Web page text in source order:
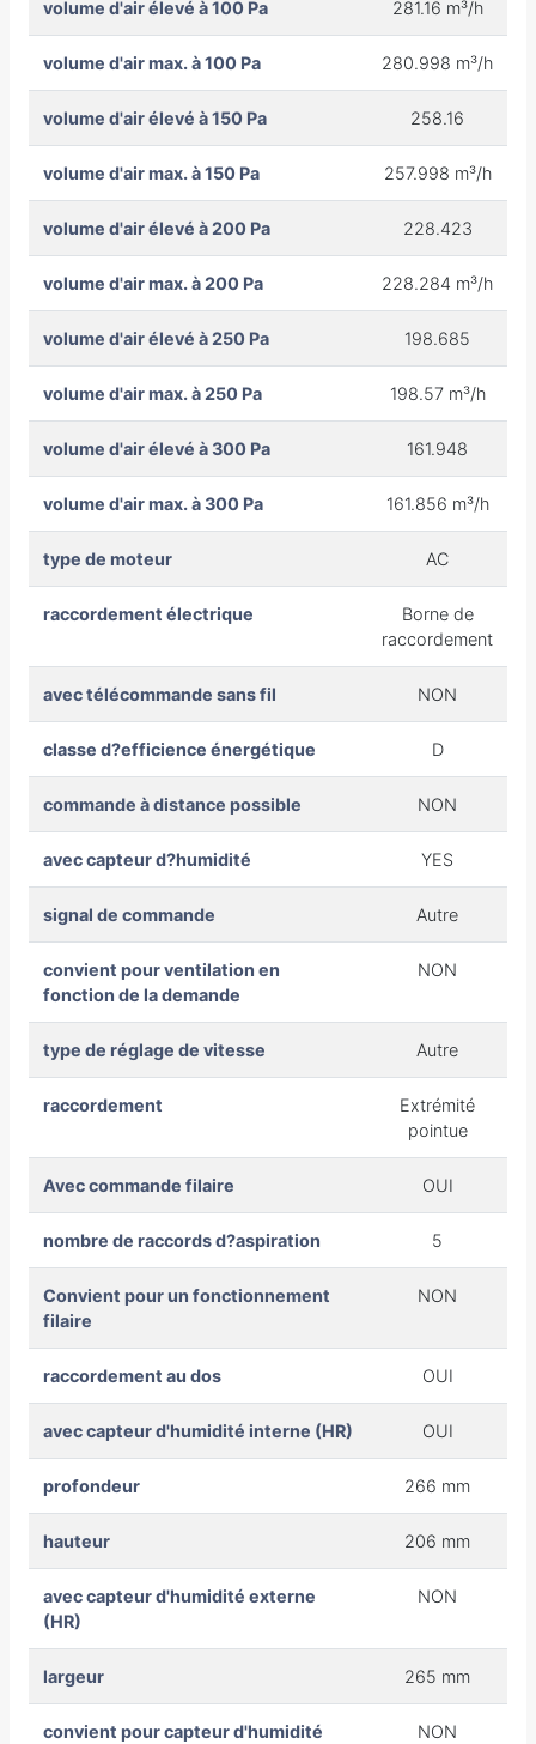
volume d'air élevé à 100 Pa 281.16 m³/h
volume d'air max. à 100 Pa 280.998 m³/h
volume d'air élevé à 150 Pa 258.16
volume d'air max. à 150 Pa 257.998 m³/h
volume d'air élevé à 200 Pa 228.423
volume d'air max. à 200 Pa 228.284 m³/h
volume d'air élevé à 250 Pa 198.685
volume d'air max. à 250 Pa 198.57 m³/h
volume d'air élevé à 300 Pa 161.948
volume d'air max. à 300 Pa 161.856 m³/h
type de moteur AC
raccordement électrique
Borne de
raccordement
avec télécommande sans fil NON
classe d?efficience énergétique D
commande à distance possible NON
avec capteur d?humidité YES
signal de commande Autre
convient pour ventilation en
fonction de la demande
NON
type de réglage de vitesse Autre
raccordement
Extrémité
pointue
Avec commande filaire OUI
nombre de raccords d?aspiration 5
Convient pour un fonctionnement
filaire
NON
raccordement au dos OUI
avec capteur d'humidité interne (HR) OUI
profondeur 266 mm
hauteur 206 mm
avec capteur d'humidité externe
(HR)
NON
largeur 265 mm
convient pour capteur d'humidité
NON